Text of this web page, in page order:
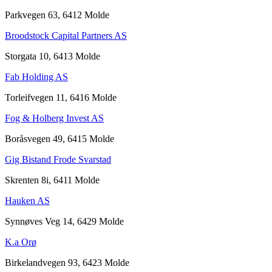
Parkvegen 63, 6412 Molde
Broodstock Capital Partners AS
Storgata 10, 6413 Molde
Fab Holding AS
Torleifvegen 11, 6416 Molde
Fog & Holberg Invest AS
Boråsvegen 49, 6415 Molde
Gig Bistand Frode Svarstad
Skrenten 8i, 6411 Molde
Hauken AS
Synnøves Veg 14, 6429 Molde
K.a Orø
Birkelandvegen 93, 6423 Molde